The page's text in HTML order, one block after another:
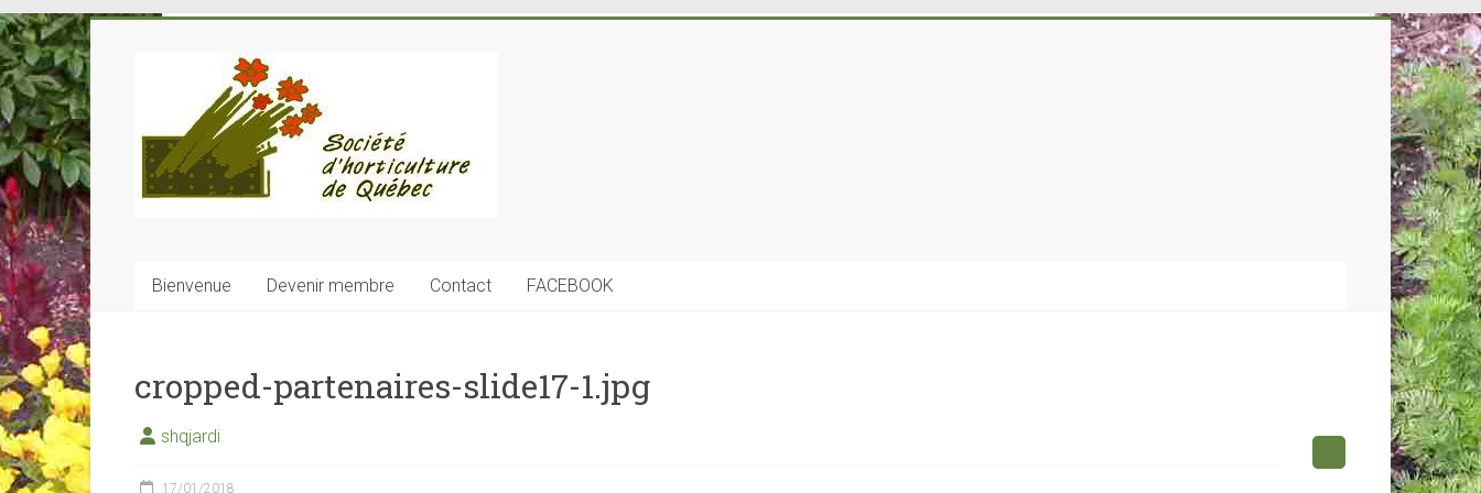
Skip
to
Société
Horticulture
de
Québec
Bienvenue Devenir membre Contact FACEBOOK
cropped-partenaires-slide17-1.jpg
shqjardi
17/01/2018